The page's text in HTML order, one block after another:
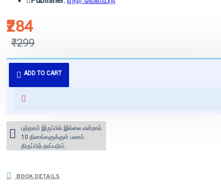
₹284
₹299
ADD TO CART
புத்தகம் 3 - 7 நாட்களில் அனுப்பி
வைக்கப்படும்.
for orders above ₹1000 within
புத்தகம் இருப்பில் இல்லை என்றால்
10 தினங்களுக்குள் பணம்
திருப்பித் தரப்படும்.
BOOK DETAILS